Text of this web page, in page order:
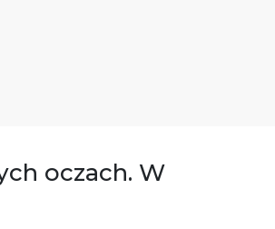
oczach. W